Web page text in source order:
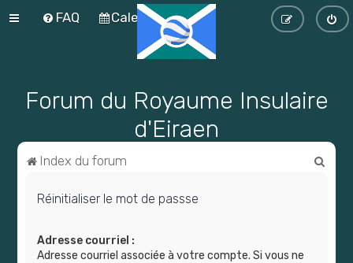
FAQ Calendrier
Forum du Royaume Insulaire
d'Eiraen
Index du forum
Réinitialiser le mot de passse
Adresse courriel :
Adresse courriel associée à votre compte. Si vous ne